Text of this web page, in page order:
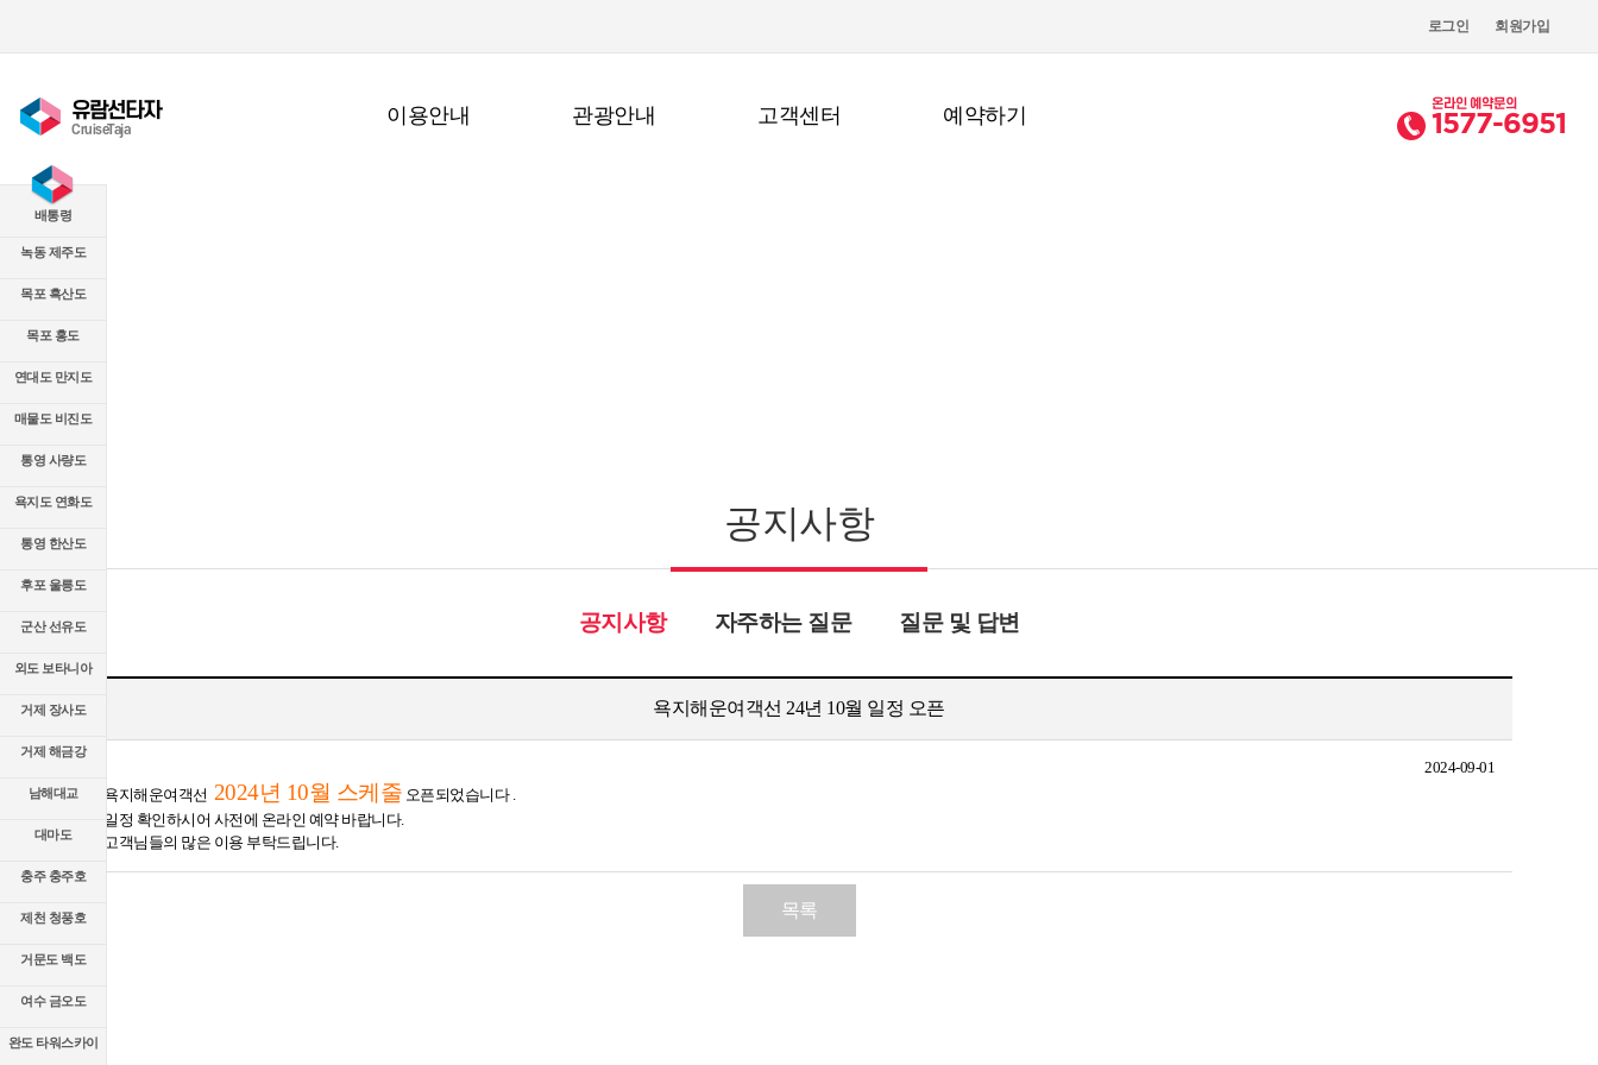
유람선타자
CruiseTaja
온라인 예약문의
1577-6951
로그인 회원가입
이용안내 관광안내 고객센터 예약하기
공지사항
공지사항 자주하는 질문 질문 및 답변
욕지해운여객선 24년 10월 일정 오픈
2024-09-01
욕지해운여객선 2024년 10월 스케줄 오픈되었습니다 .
일정 확인하시어 사전에 온라인 예약 바랍니다.
고객님들의 많은 이용 부탁드립니다.
목록
배통령
녹동 제주도
목포 흑산도
목포 홍도
연대도 만지도
매물도 비진도
통영 사량도
욕지도 연화도
통영 한산도
후포 울릉도
군산 선유도
외도 보타니아
거제 장사도
거제 해금강
남해대교
대마도
충주 충주호
제천 청풍호
거문도 백도
여수 금오도
완도 타워스카이